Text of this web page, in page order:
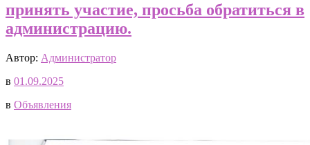
принять участие, просьба обратиться в
администрацию.
Автор: Администратор
в 01.09.2025
в Объявления